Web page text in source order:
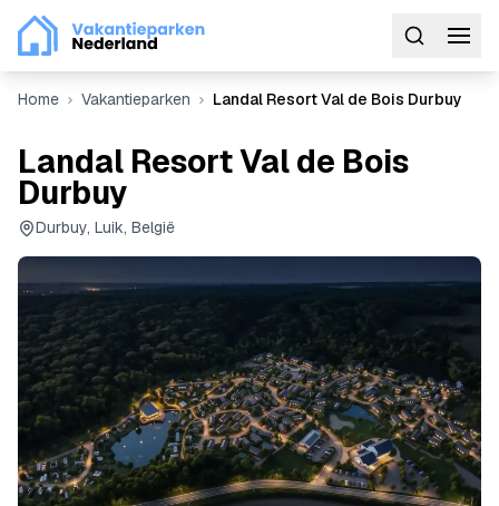
Home Vakantieparken Landal Resort Val de Bois Durbuy
Landal Resort Val de Bois
Durbuy
Durbuy, Luik, België